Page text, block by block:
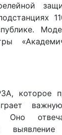
которое
Оно